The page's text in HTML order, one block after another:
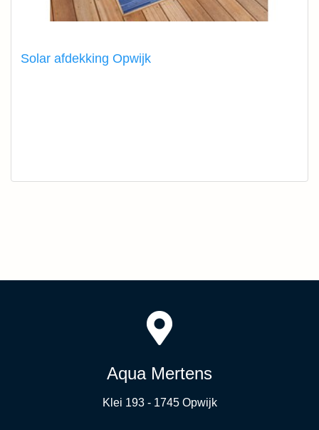
Solar afdekking Opwijk
Aqua Mertens
Klei 193 - 1745 Opwijk